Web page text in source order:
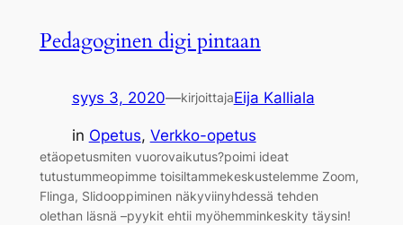
Pedagoginen digi pintaan
syys 3, 2020—kirjoittajaEija Kalliala
in Opetus, Verkko-opetus
etäopetusmiten vuorovaikutus?poimi ideat
tutustummeopimme toisiltammekeskustelemme Zoom,
Flinga, Slidooppiminen näkyviinyhdessä tehden
olethan läsnä –pyykit ehtii myöhemminkeskity täysin!